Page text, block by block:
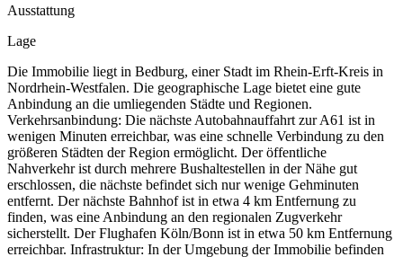
Ausstattung
Lage
Die Immobilie liegt in Bedburg, einer Stadt im Rhein-Erft-Kreis in
Nordrhein-Westfalen. Die geographische Lage bietet eine gute
Anbindung an die umliegenden Städte und Regionen.
Verkehrsanbindung: Die nächste Autobahnauffahrt zur A61 ist in
wenigen Minuten erreichbar, was eine schnelle Verbindung zu den
größeren Städten der Region ermöglicht. Der öffentliche
Nahverkehr ist durch mehrere Bushaltestellen in der Nähe gut
erschlossen, die nächste befindet sich nur wenige Gehminuten
entfernt. Der nächste Bahnhof ist in etwa 4 km Entfernung zu
finden, was eine Anbindung an den regionalen Zugverkehr
sicherstellt. Der Flughafen Köln/Bonn ist in etwa 50 km Entfernung
erreichbar. Infrastruktur: In der Umgebung der Immobilie befinden